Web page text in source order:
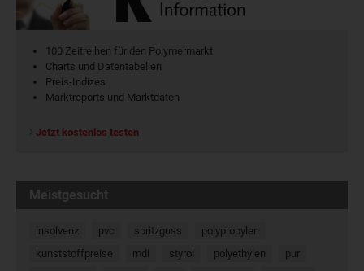
100 Zeitreihen für den Polymermarkt
Charts und Datentabellen
Preis-Indizes
Marktreports und Marktdaten
Jetzt kostenlos testen
Meistgesucht
insolvenz pvc spritzguss
polypropylen
kunststoffpreise
mdi styrol polyethylen
pur